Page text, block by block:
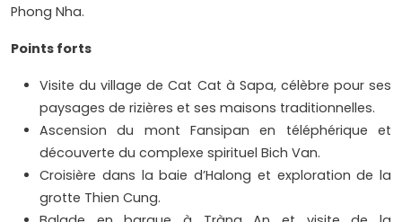
Phong Nha.
Points forts
Visite du village de Cat Cat à Sapa, célèbre pour ses
paysages de rizières et ses maisons traditionnelles.
Ascension du mont Fansipan en téléphérique et
découverte du complexe spirituel Bich Van.
Croisière dans la baie d’Halong et exploration de la
grotte Thien Cung.